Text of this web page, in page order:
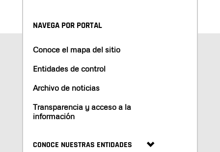
NAVEGA POR PORTAL
Conoce el mapa del sitio
Entidades de control
Archivo de noticias
Transparencia y acceso a la
información
CONOCE NUESTRAS ENTIDADES